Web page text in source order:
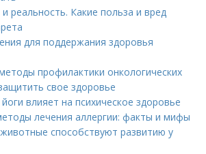
реальность. Какие польза и вред
для поддержания здоровья
профилактики онкологических
свое здоровье
влияет на психическое здоровье
лечения аллергии: факты и мифы
способствуют развитию у